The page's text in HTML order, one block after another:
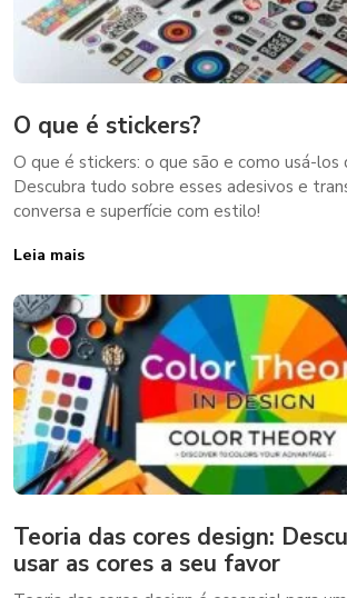
O que é stickers?
O que é stickers: o que são e como usá-los
Descubra tudo sobre esses adesivos e
conversa e superfície com estilo!
Leia mais
Teoria das cores design:
usar as cores a seu favor